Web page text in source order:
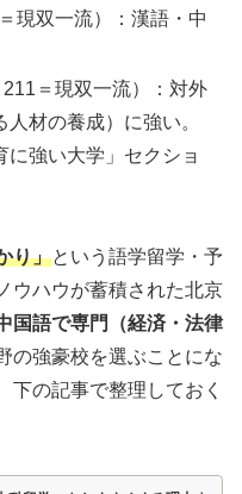
現双一流）：漢語・中
211＝現双一流）：対外
材の養成）に強い。
強い大学」セクショ
り」という語学留学・予
ウハウが蓄積された北京
中国語で専門（経済・法律
の強豪校を選ぶことにな
下の記事で整理しておく